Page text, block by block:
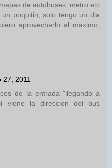
de autobuses, metro etc
poquitin, solo tengo un dia
aprovecharlo al maximo,
27, 2011
de la entrada "llegando a
viene la direccion del bus